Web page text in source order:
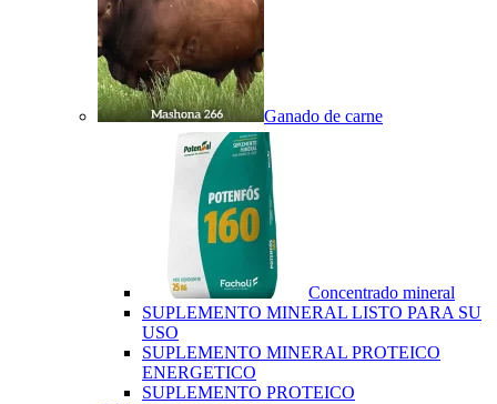
Ganado de carne
Concentrado mineral
SUPLEMENTO MINERAL LISTO PARA SU
USO
SUPLEMENTO MINERAL PROTEICO
ENERGETICO
SUPLEMENTO PROTEICO